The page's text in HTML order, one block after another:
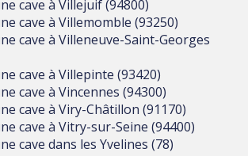
cave à Villejuif (94800)
cave à Villemomble (93250)
cave à Villeneuve-Saint-Georges
cave à Villepinte (93420)
cave à Vincennes (94300)
cave à Viry-Châtillon (91170)
cave à Vitry-sur-Seine (94400)
cave dans les Yvelines (78)